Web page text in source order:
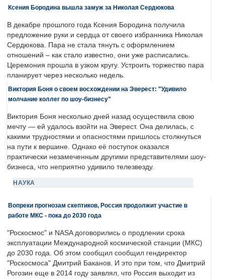
Ксения Бородина вышла замуж за Николая Сердюкова
В декабре прошлого года Ксения Бородина получила
предложение руки и сердца от своего избранника Николая
Сердюкова. Пара не стала тянуть с оформлением
отношений – как стало известно, они уже расписались.
Церемония прошла в узком кругу. Устроить торжество пара
планирует через несколько недель.
Виктория Боня о своем восхождении на Эверест: "Удивило
молчание коллег по шоу-бизнесу"
Виктория Боня несколько дней назад осуществила свою
мечту — ей удалось взойти на Эверест. Она делилась, с
какими трудностями и опасностями пришлось столкнуться
на пути к вершине. Однако её поступок оказался
практически незамеченным другими представителями шоу-
бизнеса, что неприятно удивило телезвезду.
НАУКА
Вопреки прогнозам скептиков, Россия продолжит участие в
работе МКС - пока до 2030 года
"Роскосмос" и NASA договорились о продлении срока
эксплуатации Международной космической станции (МКС)
до 2030 года. Об этом сообщил сообщил гендиректор
"Роскосмоса" Дмитрий Баканов. И это при том, что Дмитрий
Рогозин еще в 2014 году заявлял, что Россия выходит из